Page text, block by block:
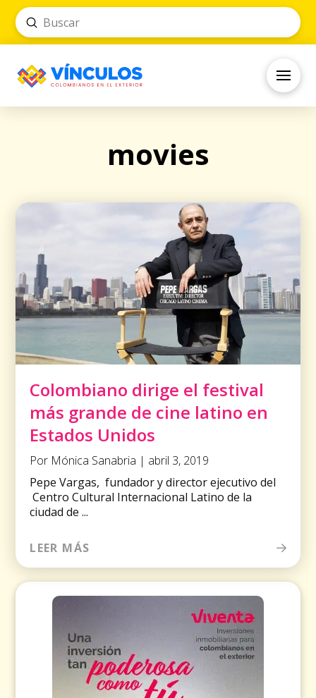
Search
Submit
movies
Colombiano dirige el festival
más grande de cine latino en
Estados Unidos
Por Mónica Sanabria | abril 3, 2019
Pepe Vargas, fundador y director ejecutivo del
Centro Cultural Internacional Latino de la
ciudad de ...
LEER MÁS